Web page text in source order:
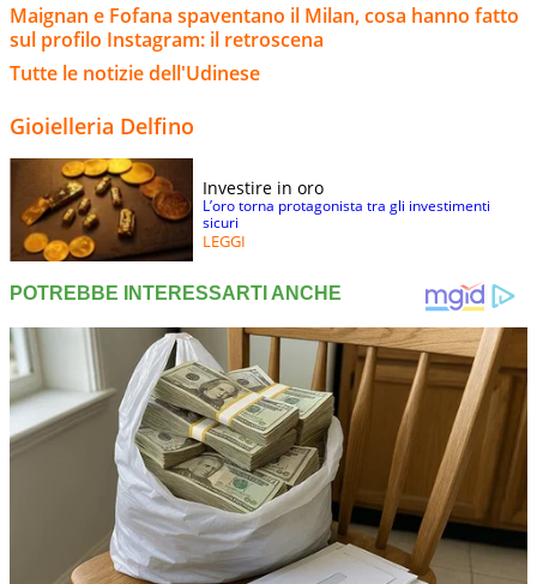
Maignan e Fofana spaventano il Milan, cosa hanno fatto
sul profilo Instagram: il retroscena
Tutte le notizie dell'Udinese
Gioielleria Delfino
Investire in oro
L’oro torna protagonista tra gli investimenti
sicuri
LEGGI